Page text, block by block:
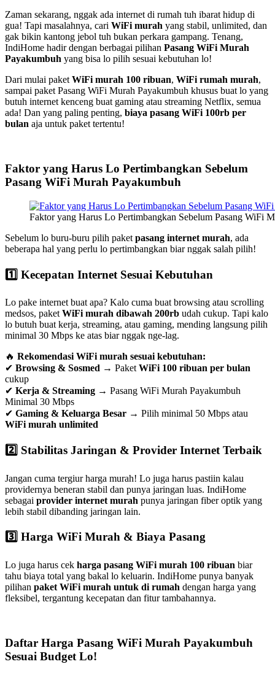
Zaman sekarang, nggak ada internet di rumah tuh ibarat hidup di
gua! Tapi masalahnya, cari WiFi murah yang stabil, unlimited, dan
gak bikin kantong jebol tuh bukan perkara gampang. Tenang,
IndiHome hadir dengan berbagai pilihan Pasang WiFi Murah
Payakumbuh yang bisa lo pilih sesuai kebutuhan lo!
Dari mulai paketWiFi murah 100 ribuan, WiFi rumah murah,
sampai paket Pasang WiFi Murah Payakumbuh khusus buat lo yang
butuh internet kenceng buat gaming atau streaming Netflix, semua
ada! Dan yang paling penting, biaya pasang WiFi 100rb per
bulan aja untuk paket tertentu!
Faktor yang Harus Lo Pertimbangkan Sebelum
Pasang WiFi Murah Payakumbuh
Faktor yang Harus Lo Pertimbangkan Sebelum Pasang WiFi
Sebelum lo buru-buru pilih paket pasang internet murah, ada
beberapa hal yang perlu lo pertimbangkan biar nggak salah pilih!
1️⃣ Kecepatan Internet Sesuai Kebutuhan
Lo pake internet buat apa? Kalo cuma buat browsing atau scrolling
medsos, paket WiFi murah dibawah 200rb udah cukup. Tapi kalo
lo butuh buat kerja, streaming, atau gaming, mending langsung pilih
minimal 30 Mbps ke atas biar nggak nge-lag.
🔥 Rekomendasi WiFi murah sesuai kebutuhan:
✔ Browsing & Sosmed → Paket WiFi 100 ribuan per bulan
cukup
✔ Kerja & Streaming → Pasang WiFi Murah Payakumbuh
Minimal 30 Mbps
✔ Gaming & Keluarga Besar → Pilih minimal 50 Mbps atau
WiFi murah unlimited
2️⃣ Stabilitas Jaringan & Provider Internet Terbaik
Jangan cuma tergiur harga murah! Lo juga harus pastiin kalau
providernya beneran stabil dan punya jaringan luas. IndiHome
sebagai provider internet murah punya jaringan fiber optik yang
lebih stabil dibanding jaringan lain.
3️⃣ Harga WiFi Murah & Biaya Pasang
Lo juga harus cek harga pasang WiFi murah 100 ribuan biar
tahu biaya total yang bakal lo keluarin. IndiHome punya banyak
pilihan paket WiFi murah untuk di rumah dengan harga yang
fleksibel, tergantung kecepatan dan fitur tambahannya.
Daftar Harga Pasang WiFi Murah Payakumbuh
Sesuai Budget Lo!